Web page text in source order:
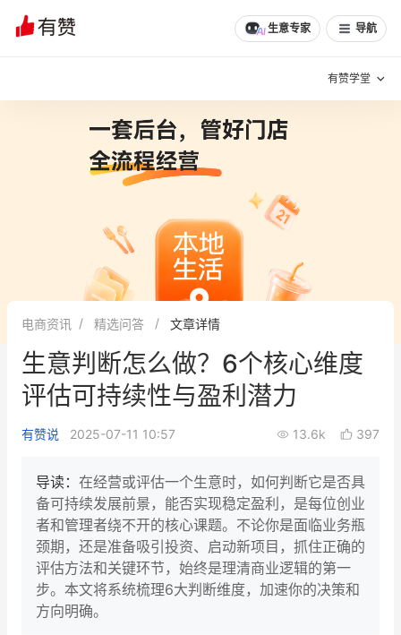
生意专家 导航
有赞学堂
增长方法
有赞专家说
新零售最佳实践
面对面聊增长
新零售大会 新零售茶会
增长产品指南
智库 产品场景库
产品更新动态 帮助中心
文章 问诊 分享
电商资讯 精选问答 文章详情
生意判断怎么做？6个核心维度
评估可持续性与盈利潜力
有赞说 2025-07-11 10:57 13.6k 397
导读： 在经营或评估一个生意时，如何判断它是否具
备可持续发展前景，能否实现稳定盈利，是每位创业
者和管理者绕不开的核心课题。不论你是面临业务瓶
颈期，还是准备吸引投资、启动新项目，抓住正确的
评估方法和关键环节，始终是理清商业逻辑的第一
步。本文将系统梳理6大判断维度，加速你的决策和
方向明确。